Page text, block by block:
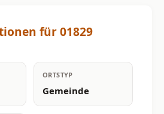
für 01829
ORTSTYP
Gemeinde